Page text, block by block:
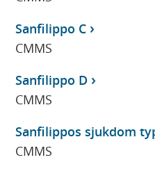
Sanfilippo C
CMMS
Sanfilippo D
CMMS
Sanfilippos sjukdom
CMMS